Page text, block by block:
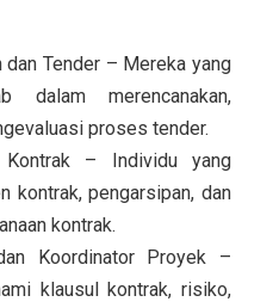
dan Tender – Mereka yang
dalam merencanakan,
proses tender.
– Individu yang
kontrak, pengarsipan, dan
kontrak.
Koordinator Proyek –
klausul kontrak, risiko,